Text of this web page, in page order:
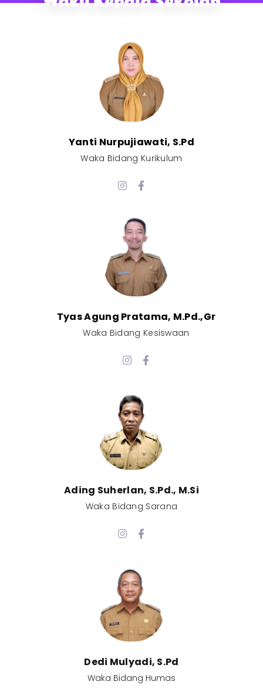
Yanti Nurpujiawati, S.Pd
Waka Bidang Kurikulum
Tyas Agung Pratama, M.Pd.,Gr​
Waka Bidang Kesiswaan​
Ading Suherlan, S.Pd., M.Si​
Waka Bidang Sarana​
Dedi Mulyadi, S.Pd​
Waka Bidang Humas